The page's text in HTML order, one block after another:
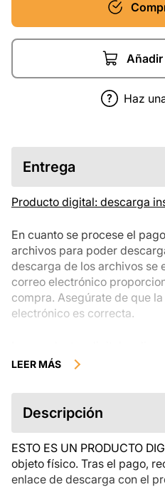
Añadir
Haz
Entrega
Producto digital: descarga
En cuanto se procese el
archivos para poder
descarga de los archivos se
correo electrónico
compra. Asegúrate de que
electrónico es correcta.
instantánea no se pueden
descripción del producto
comprarlo y que te pongas
tienes alguna duda. Si
ponte en contacto
LEER MÁS
Descripción
ESTO ES UN PRODUCTO
objeto físico. Tras el pago,
enlace de descarga con el